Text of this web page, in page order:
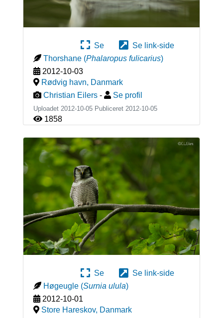
Se
Se link-side
Thorshane (Phalaropus fulicarius)
2012-10-03
Rødvig havn, Danmark
Christian Eilers - Se profil
Uploadet 2012-10-05 Publiceret 2012-10-05
1858
Se
Se link-side
Høgeugle (Surnia ulula)
2012-10-01
Store Hareskov, Danmark